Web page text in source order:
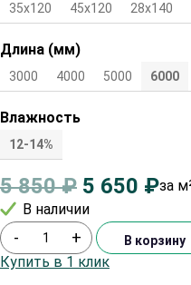
35х120 45х120 28х140
Длина (мм)
3000 4000 5000 6000
Влажность
12-14%
5 850₽ 5 650 ₽за
В наличии
- + В корзину
Купить в 1 клик